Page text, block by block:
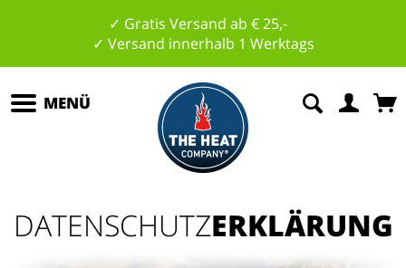
✓ Gratis Versand ab € 25,-
✓ Versand innerhalb 1 Werktags
MENÜ
DATENSCHUTZERKLÄRUNG